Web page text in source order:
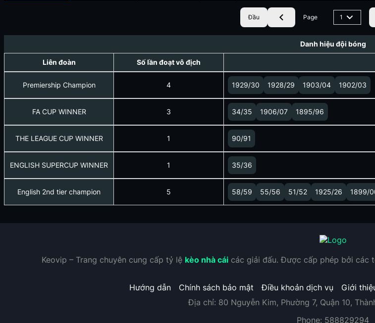
Đầu Page 1
Danh hiệu đội bóng
Liên đoàn Số lần đoạt vô địch
Premiership Champion 4 1929/30 1928/29 1903/04 1902/03
FA CUP WINNER 3 34/35 1906/07 1895/96
THE LEAGUE CUP WINNER 1 90/91
ENGLISH SUPERCUP WINNER 1 35/36
English 2nd tier champion 5 58/59 55/56 51/52 1925/26 1899/
Keovip – Trang chuyên cung cấp tỷ lệ kèo nhà cái các giải đấu. Được cấp phép bởi các
Hướng dẫn Chính sách bảo mật Điều khoản dịch vụ Giới
Địa chỉ: 80 Nguyễn Kim, Phường 7, Quận 10,
Phone: 588829294